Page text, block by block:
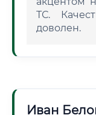
ТС.
доволен.
Иван